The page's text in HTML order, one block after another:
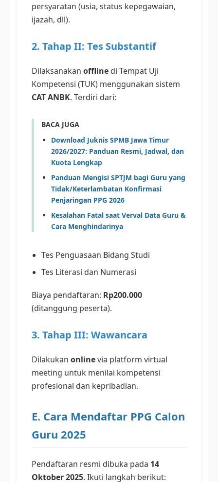
persyaratan (usia, status kepegawaian,
ijazah, dll).
2. Tahap II: Tes Substantif
Dilaksanakan offline di Tempat Uji
Kompetensi (TUK) menggunakan sistem
CAT ANBK. Terdiri dari:
BACA JUGA
Download Juknis SPMB Jawa Timur
2026/2027: Panduan Resmi, Jadwal, dan
Kuota Lengkap
Panduan Mengisi SPTJM bagi Guru yang
Tidak/Keterlambatan Konfirmasi
Penjaringan PPG 2026
Kesalahan Fatal saat Verval Data Guru &
Cara Menghindarinya
Tes Penguasaan Bidang Studi
Tes Literasi dan Numerasi
Biaya pendaftaran: Rp200.000
(ditanggung peserta).
3. Tahap III: Wawancara
Dilakukan onlinevia platform virtual
meeting untuk menilai kompetensi
profesional dan kepribadian.
E. Cara Mendaftar PPG Calon
Guru 2025
Pendaftaran resmi dibuka pada 14
Oktober 2025. Ikuti langkah berikut: